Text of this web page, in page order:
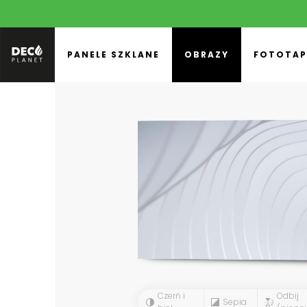
PANELE SZKLANE OBRAZY
Czerń i
Sepia
Odbij